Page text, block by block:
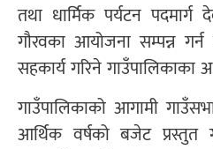
तथा धार्मिक पर्यटन
गौरवका आयोजना सम्पन्न
सहकार्य गरिने गाउँपालिकाका
गाउँपालिकाको आगामी
आर्थिक वर्षको बजेट प्रस्तुत